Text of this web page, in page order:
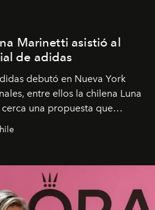
Marinetti asistió al
de adidas
debutó en Nueva York
entre ellos la chilena Luna
una propuesta que